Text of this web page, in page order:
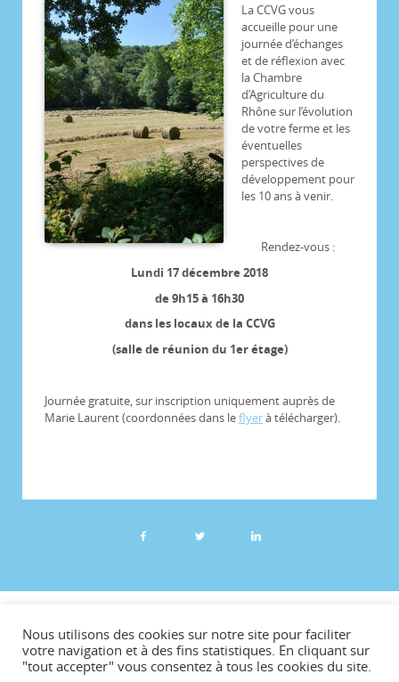
La CCVG vous
accueille pour une
journée d’échanges
et de réflexion avec
la Chambre
d’Agriculture du
Rhône sur l’évolution
de votre ferme et les
éventuelles
perspectives de
développement pour
les 10 ans à venir.
Rendez-vous :
Lundi 17 décembre 2018
de 9h15 à 16h30
dans les locaux de la CCVG
(salle de réunion du 1er étage)
Journée gratuite, sur inscription uniquement auprès de
Marie Laurent (coordonnées dans leflyerà télécharger).
Plan du site
Mentions légales
Nous utilisons des cookies sur notre site pour faciliter
votre navigation et à des fins statistiques. En cliquant sur
"tout accepter" vous consentez à tous les cookies du site.